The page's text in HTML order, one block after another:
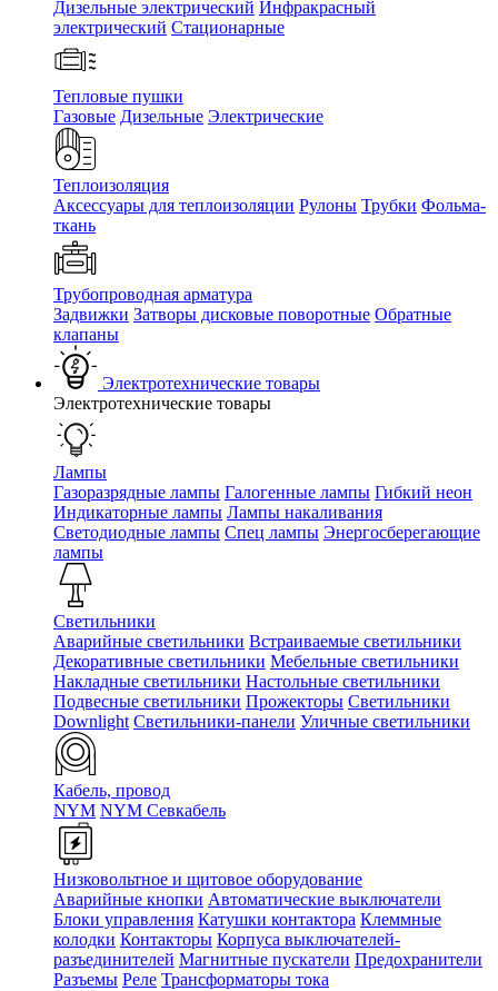
Дизельные электрический Инфракрасный
электрический Стационарные
Тепловые пушки
Газовые Дизельные Электрические
Теплоизоляция
Аксессуары для теплоизоляции Рулоны Трубки Фольма-
ткань
Трубопроводная арматура
Задвижки Затворы дисковые поворотные Обратные
клапаны
Электротехнические товары
Электротехнические товары
Лампы
Газоразрядные лампы Галогенные лампы Гибкий неон
Индикаторные лампы Лампы накаливания
Светодиодные лампы Спец лампы Энергосберегающие
лампы
Светильники
Аварийные светильники Встраиваемые светильники
Декоративные светильники Мебельные светильники
Накладные светильники Настольные светильники
Подвесные светильники Прожекторы Светильники
Downlight Светильники-панели Уличные светильники
Кабель, провод
NYM NYM Севкабель
Низковольтное и щитовое оборудование
Аварийные кнопки Автоматические выключатели
Блоки управления Катушки контактора Клеммные
колодки Контакторы Корпуса выключателей-
разъединителей Магнитные пускатели Предохранители
Разъемы Реле Трансформаторы тока